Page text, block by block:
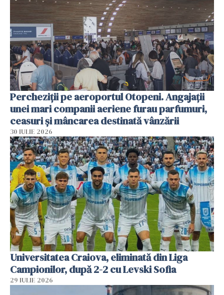
Percheziții pe aeroportul Otopeni. Angajații
unei mari companii aeriene furau parfumuri,
ceasuri și mâncarea destinată vânzării
30 IULIE 2026
Universitatea Craiova, eliminată din Liga
Campionilor, după 2-2 cu Levski Sofia
29 IULIE 2026